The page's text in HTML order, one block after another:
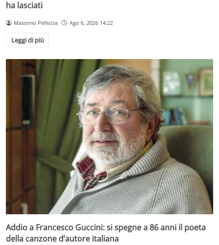
ha lasciati
Massimo Pelliccia Ago 6, 2026 14:22
Leggi di più
Addio a Francesco Guccini: si spegne a 86 anni il poeta
della canzone d’autore italiana